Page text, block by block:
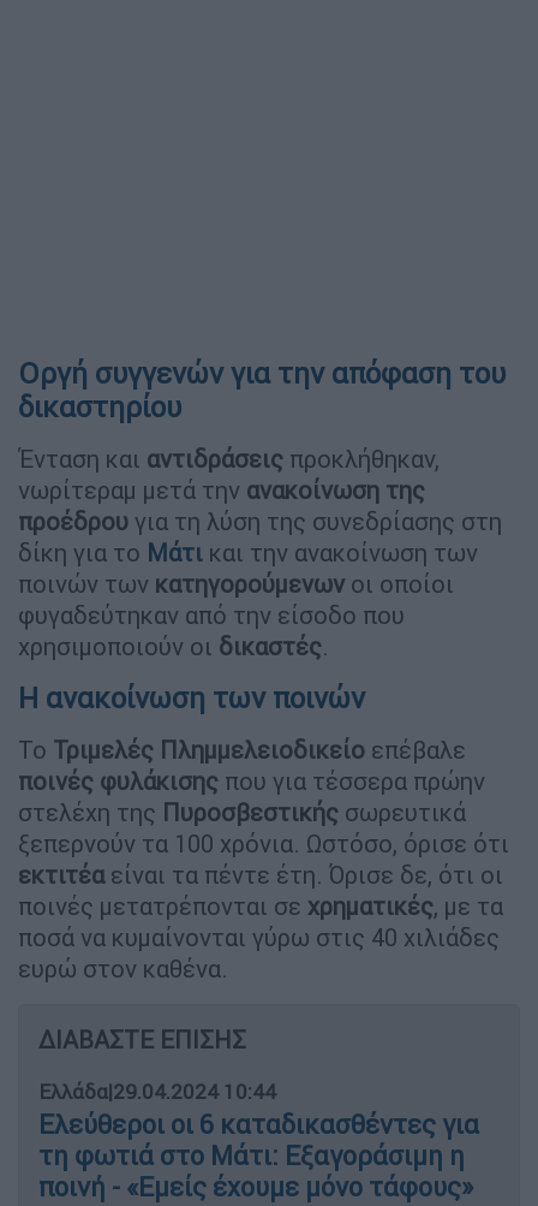
Οργή συγγενών για την απόφαση του
δικαστηρίου
Ένταση και αντιδράσεις προκλήθηκαν,
νωρίτεραμ μετά την ανακοίνωση της
προέδρου για τη λύση της συνεδρίασης στη
δίκη για το Μάτι και την ανακοίνωση των
ποινών των κατηγορούμενων οι οποίοι
φυγαδεύτηκαν από την είσοδο που
χρησιμοποιούν οι δικαστές.
Η ανακοίνωση των ποινών
Το Τριμελές Πλημμελειοδικείο επέβαλε
ποινές φυλάκισης που για τέσσερα πρώην
στελέχη της Πυροσβεστικής σωρευτικά
ξεπερνούν τα 100 χρόνια. Ωστόσο, όρισε ότι
εκτιτέαείναι τα πέντε έτη. Όρισε δε, ότι οι
ποινές μετατρέπονται σε χρηματικές, με τα
ποσά να κυμαίνονται γύρω στις 40 χιλιάδες
ευρώ στον καθένα.
ΔΙΑΒΑΣΤΕ ΕΠΙΣΗΣ
Ελλάδα|29.04.2024 10:44
Ελεύθεροι οι 6 καταδικασθέντες για
τη φωτιά στο Μάτι: Εξαγοράσιμη η
ποινή - «Εμείς έχουμε μόνο τάφους»